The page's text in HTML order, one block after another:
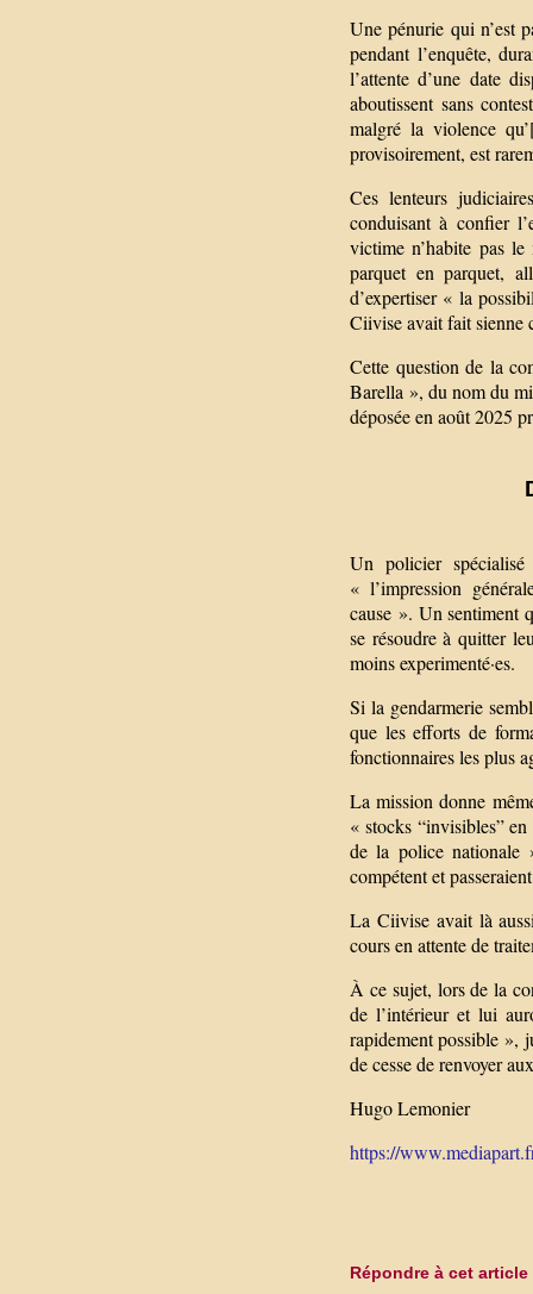
Une pénurie qui n’est
pendant l’enquête,
l’attente d’une date
aboutissent sans
malgré la violence
provisoirement, est
Ces lenteurs
conduisant à confier
victime n’habite pas le
parquet en parquet,
d’expertiser « la
Ciivise avait fait sienne
Cette question de la
Barella », du nom du
déposée en août 2025
Un policier
« l’impression
cause ». Un sentiment
se résoudre à quitter
moins experimenté·es.
Si la gendarmerie
que les efforts de
fonctionnaires les plus
La mission donne
« stocks “invisibles”
de la police nationale
compétent et
La Ciivise avait là
cours en attente de
À ce sujet, lors de la
de l’intérieur et lui
rapidement possible »,
de cesse de renvoyer
Hugo Lemonier
https://
Répondre à cet article